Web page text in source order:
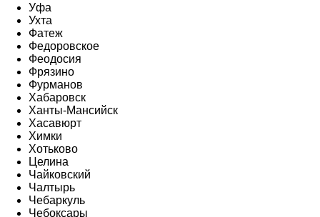
Уфа
Ухта
Фатеж
Федоровское
Феодосия
Фрязино
Фурманов
Хабаровск
Ханты-Мансийск
Хасавюрт
Химки
Хотьково
Целина
Чайковский
Чалтырь
Чебаркуль
Чебоксары